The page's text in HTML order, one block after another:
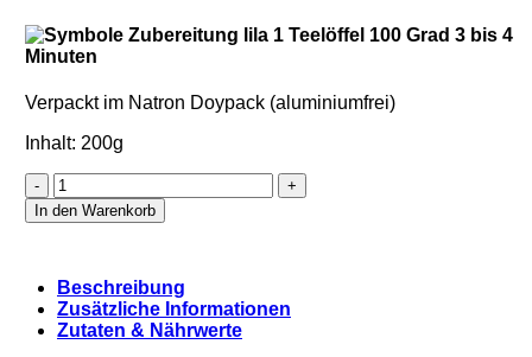
Verpackt im Natron Doypack (aluminiumfrei)
Inhalt: 200g
Tropical
Spirit
(Refill
Menge
In den Warenkorb
Beschreibung
Zusätzliche Informationen
Zutaten & Nährwerte